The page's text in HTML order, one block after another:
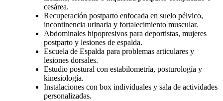
cesárea.
Recuperación postparto enfocada en suelo pélvico,
incontinencia urinaria y fortalecimiento muscular.
Abdominales hipopresivos para deportistas, mujeres
postparto y lesiones de espalda.
Escuela de Espalda para problemas articulares y
lesiones dorsales.
Estudio postural con estabilometría, posturología y
kinesiología.
Instalaciones con box individuales y sala de actividades
personalizadas.